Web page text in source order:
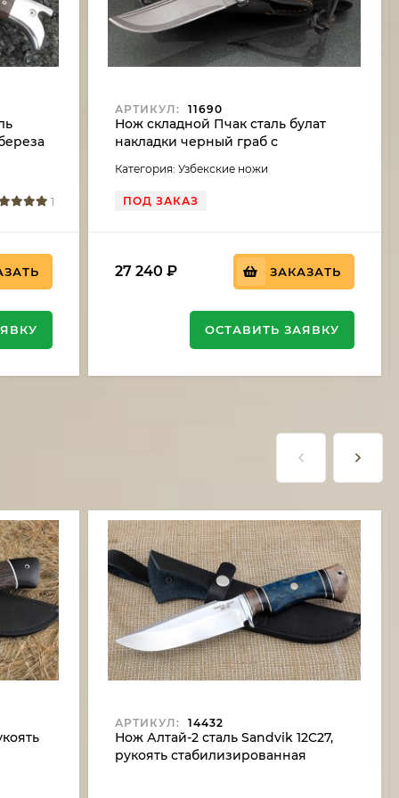
1
АРТИКУЛ: 11690
Нож складной Пчак сталь булат
накладки черный граб с
мусульманским значком
Категория: Узбекские ножи
ПОД ЗАКАЗ
27 240 ₽ ЗАКАЗАТЬ
ОСТАВИТЬ ЗАЯВКУ
АРТИКУЛ: 14432
Нож Алтай-2 сталь Sandvik 12C27,
рукоять стабилизированная